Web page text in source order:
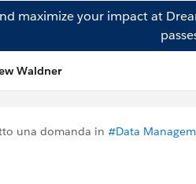
maximize your impact at
Waldner
una domanda in #Data